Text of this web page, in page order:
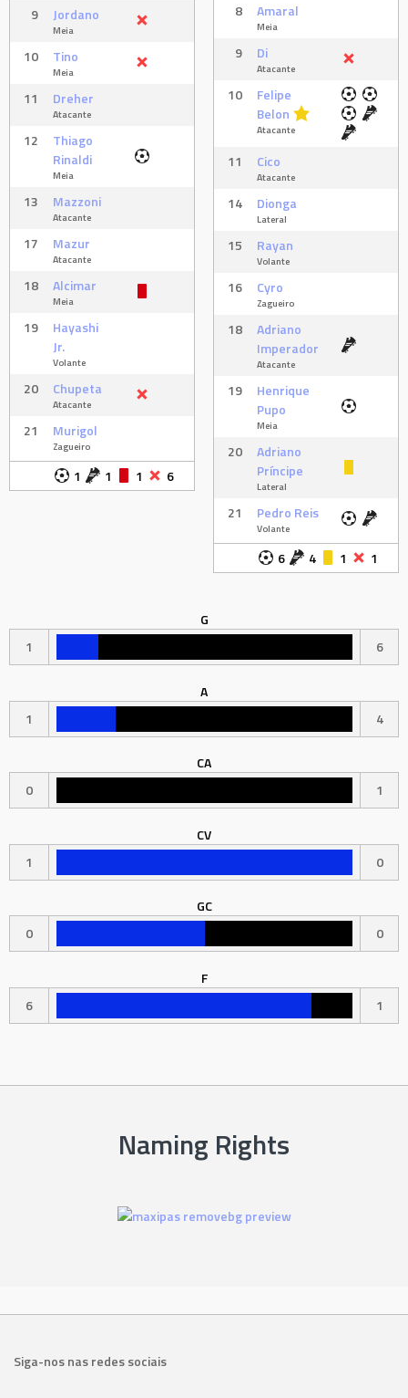
9 Jordano
Meia
10 Tino
Meia
11 Dreher
Atacante
12
Thiago
Rinaldi
Meia
13 Mazzoni
Atacante
17 Mazur
Atacante
18 Alcimar
Meia
19
Hayashi
Jr.
Volante
20 Chupeta
Atacante
21 Murigol
Zagueiro
1 1 1 6
8 Amaral
Meia
9 Di
Atacante
10
Felipe
Belon
Atacante
11 Cico
Atacante
14 Dionga
Lateral
15 Rayan
Volante
16 Cyro
Zagueiro
18
Adriano
Imperador
Atacante
19
Henrique
Pupo
Meia
20
Adriano
Príncipe
Lateral
21 Pedro Reis
Volante
6 4 1 1
G
1
6
A
1
4
CA
0
1
CV
1
0
GC
0
0
F
6
1
Naming Rights
Siga-nos nas redes sociais